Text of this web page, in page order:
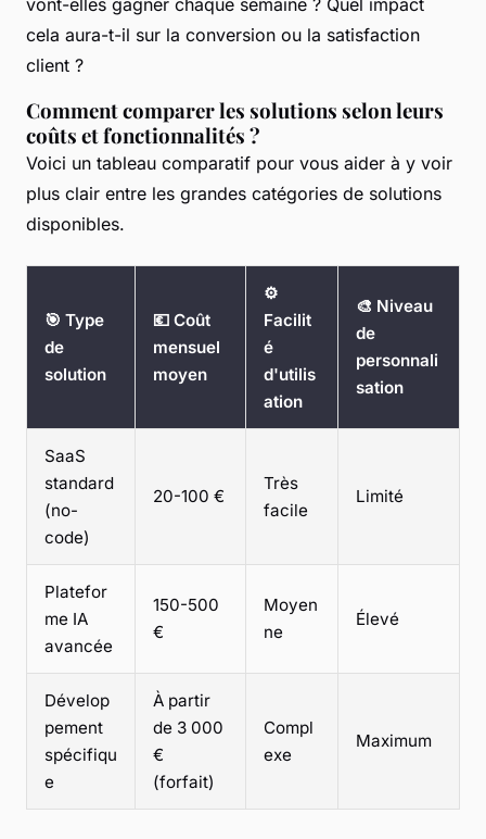
vont-elles gagner chaque semaine ? Quel impact
cela aura-t-il sur la conversion ou la satisfaction
client ?
Comment comparer les solutions selon leurs
coûts et fonctionnalités ?
Voici un tableau comparatif pour vous aider à y voir
plus clair entre les grandes catégories de solutions
disponibles.
🎯 Type
de
solution
💶 Coût
mensuel
moyen
⚙️
Facilit
é
d'utilis
ation
🎨 Niveau
de
personnali
sation
SaaS
standard
(no-
code)
20-100 €
Très
facile
Limité
Platefor
me IA
avancée
150-500
€
Moyen
ne
Élevé
Dévelop
pement
spécifiqu
e
À partir
de 3 000
€
(forfait)
Compl
exe
Maximum